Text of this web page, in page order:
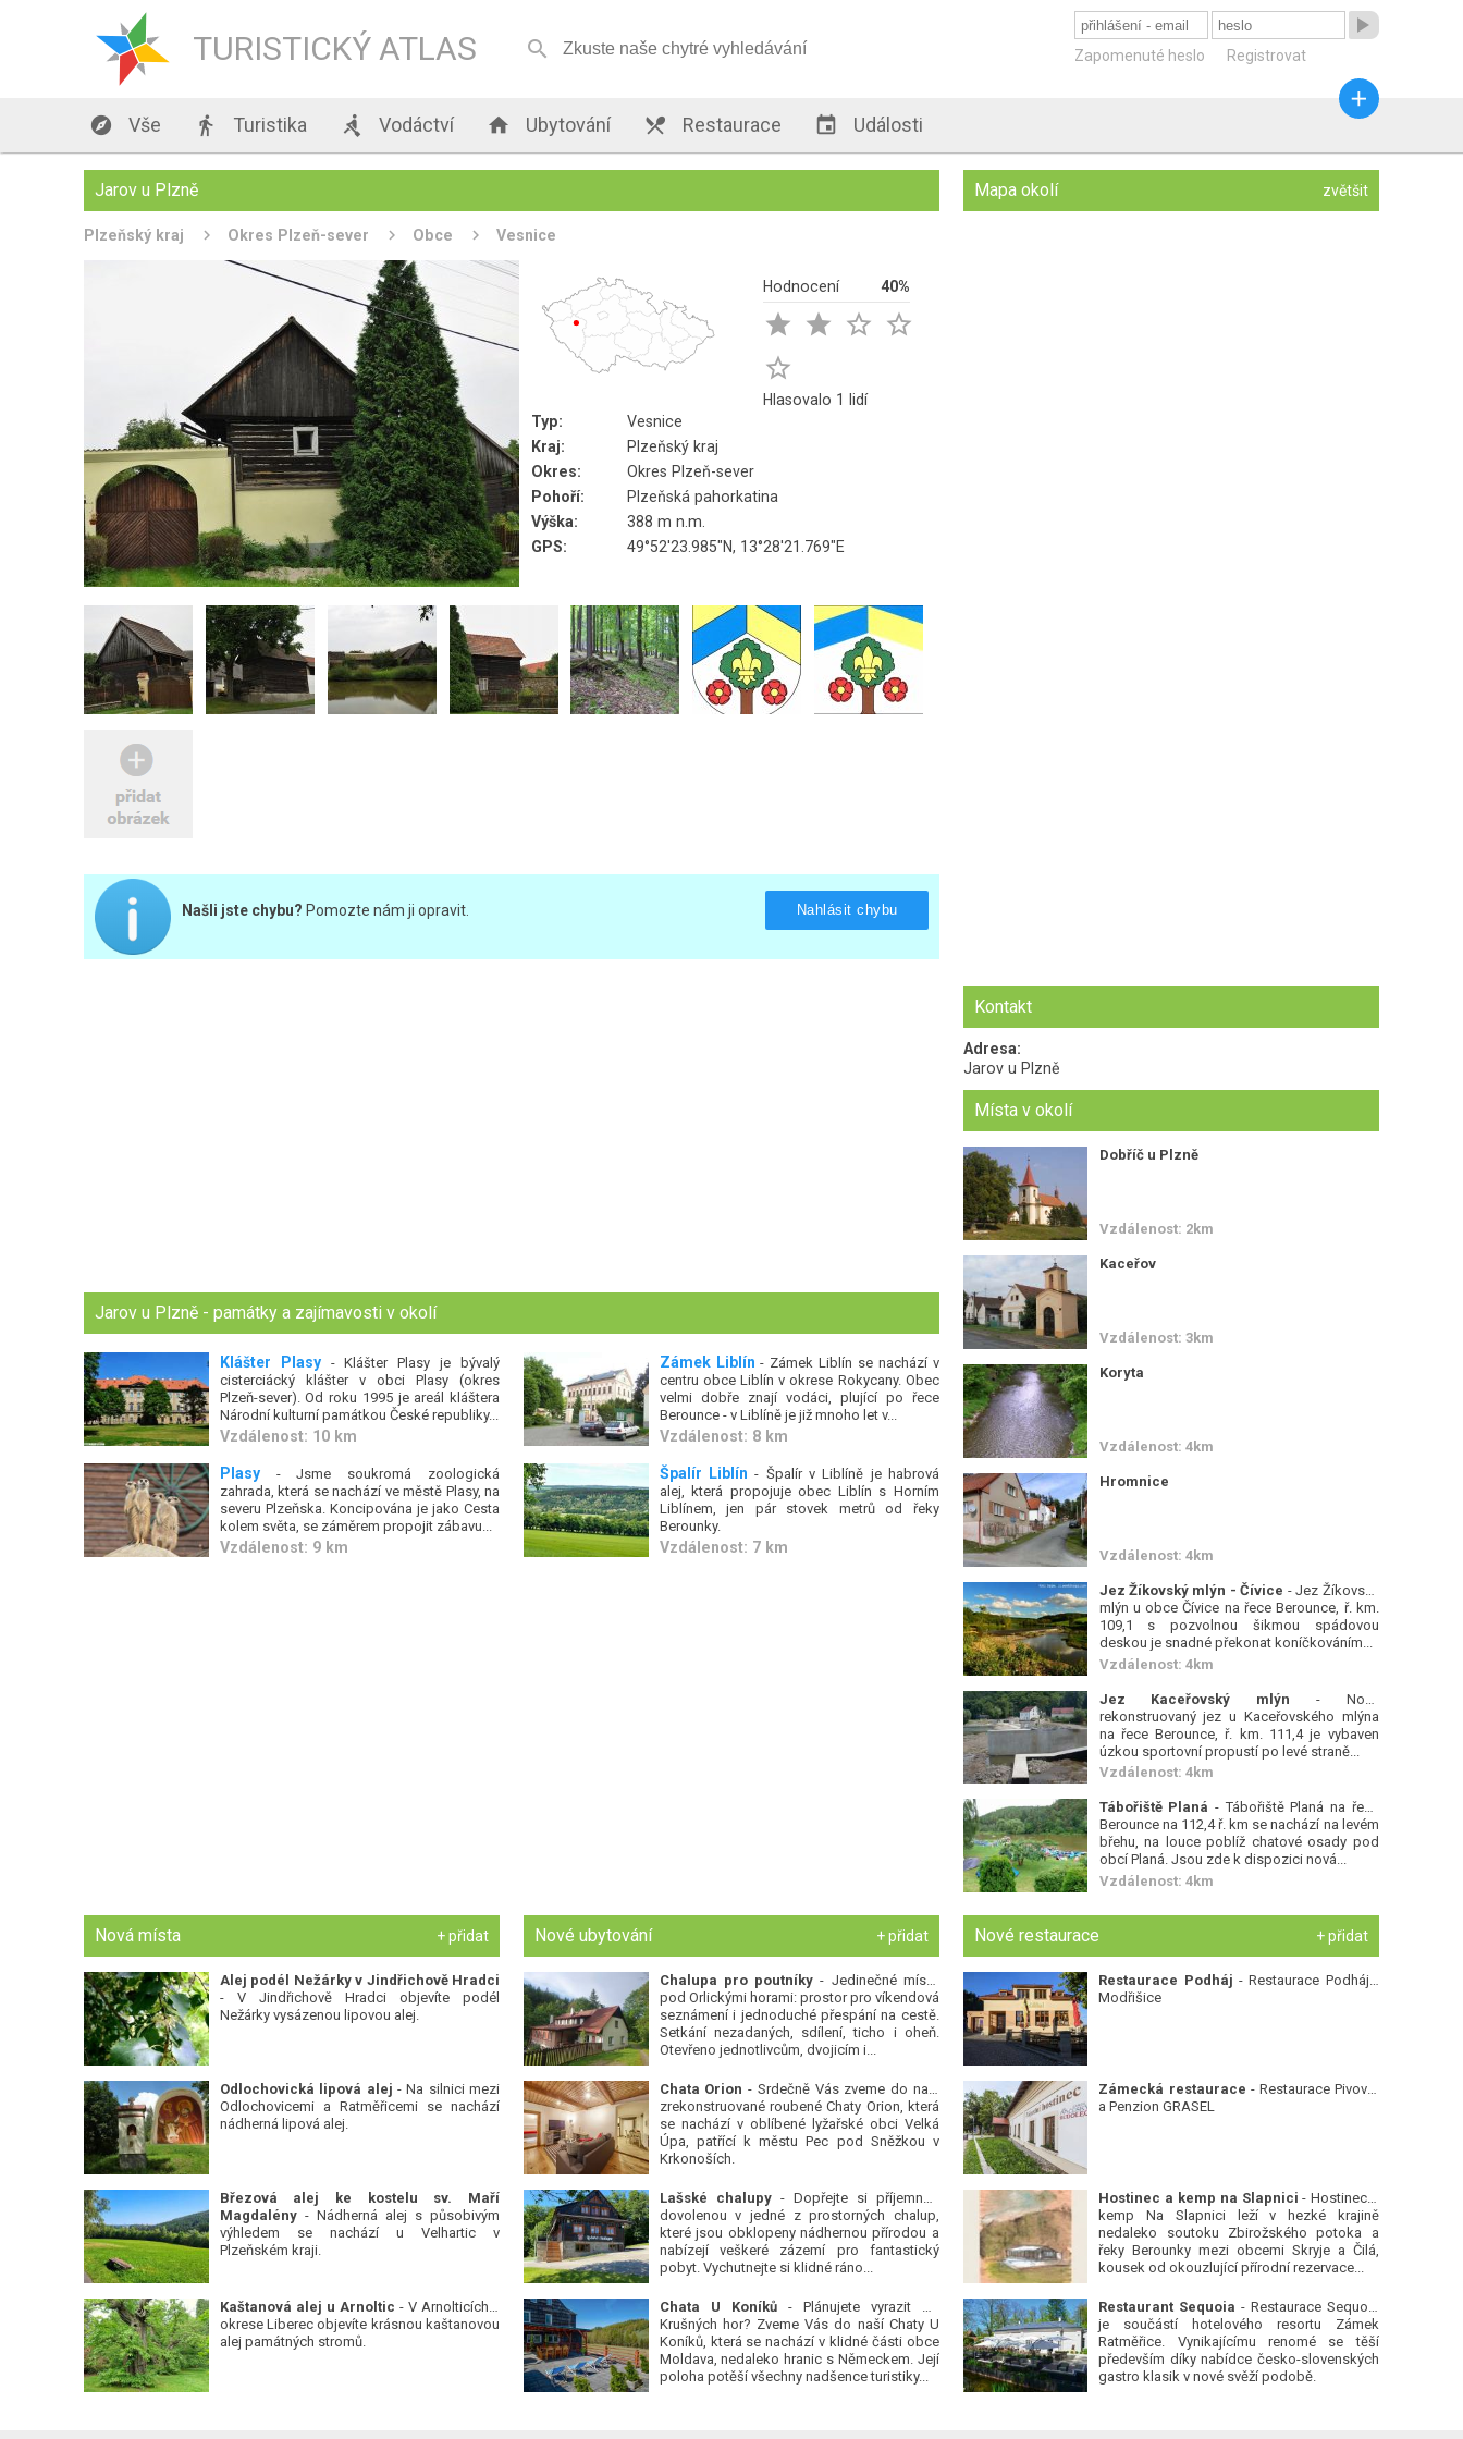
TURISTICKÝ ATLAS 

Zapomenuté heslo Registrovat
 Vše  Turistika  Vodáctví  Ubytování  Restaurace  Události

Jarov u Plzně
Plzeňský kraj Okres Plzeň-sever Obce Vesnice
Hodnocení 40%
   

Hlasovalo 1 lidí
Typ:
Vesnice
Kraj:
Plzeňský kraj
Okres:
Okres Plzeň-sever
Pohoří:
Plzeňská pahorkatina
Výška:
388 m n.m.
GPS:
49°52'23.985"N, 13°28'21.769"E
Našli jste chybu? Pomozte nám ji opravit. Nahlásit chybu
Jarov u Plzně - památky a zajímavosti v okolí
Klášter Plasy- Klášter Plasy je bývalý
cisterciácký klášter v obci Plasy (okres
Plzeň-sever). Od roku 1995 je areál kláštera
Národní kulturní památkou České republiky...
Vzdálenost: 10 km
Zámek Liblín - Zámek Liblín se nachází v
centru obce Liblín v okrese Rokycany. Obec
velmi dobře znají vodáci, plující po řece
Berounce - v Liblíně je již mnoho let v...
Vzdálenost: 8 km
Plasy- Jsme soukromá zoologická
zahrada, která se nachází ve městě Plasy, na
severu Plzeňska. Koncipována je jako Cesta
kolem světa, se záměrem propojit zábavu...
Vzdálenost: 9 km
Špalír Liblín - Špalír v Liblíně je habrová
alej, která propojuje obec Liblín s Horním
Liblínem, jen pár stovek metrů od řeky
Berounky.
Vzdálenost: 7 km
Mapa okolí zvětšit
Kontakt
Adresa:
Jarov u Plzně
Místa v okolí
Dobříč u Plzně
Vzdálenost: 2km
Kaceřov
Vzdálenost: 3km
Koryta
Vzdálenost: 4km
Hromnice
Vzdálenost: 4km
Jez Žíkovský mlýn - Čívice - Jez Žíkovský
mlýn u obce Čívice na řece Berounce, ř. km.
109,1 s pozvolnou šikmou spádovou
deskou je snadné překonat koníčkováním...
Vzdálenost: 4km
Jez Kaceřovský mlýn - Nově
rekonstruovaný jez u Kaceřovského mlýna
na řece Berounce, ř. km. 111,4 je vybaven
úzkou sportovní propustí po levé straně...
Vzdálenost: 4km
Tábořiště Planá - Tábořiště Planá na řece
Berounce na 112,4 ř. km se nachází na levém
břehu, na louce poblíž chatové osady pod
obcí Planá. Jsou zde k dispozici nová...
Vzdálenost: 4km
Nová místa + přidat
Alej podél Nežárky v Jindřichově Hradci
- V Jindřichově Hradci objevíte podél
Nežárky vysázenou lipovou alej.
Odlochovická lipová alej - Na silnici mezi
Odlochovicemi a Ratměřicemi se nachází
nádherná lipová alej.
Březová alej ke kostelu sv. Maří
Magdalény- Nádherná alej s působivým
výhledem se nachází u Velhartic v
Plzeňském kraji.
Kaštanová alej u Arnoltic - V Arnolticích v
okrese Liberec objevíte krásnou kaštanovou
alej památných stromů.
Nové ubytování + přidat
Chalupa pro poutníky - Jedinečné místo
pod Orlickými horami: prostor pro víkendová
seznámení i jednoduché přespání na cestě.
Setkání nezadaných, sdílení, ticho i oheň.
Otevřeno jednotlivcům, dvojicím i...
Chata Orion - Srdečně Vás zveme do naší
zrekonstruované roubené Chaty Orion, která
se nachází v oblíbené lyžařské obci Velká
Úpa, patřící k městu Pec pod Sněžkou v
Krkonoších.
Lašské chalupy- Dopřejte si příjemnou
dovolenou v jedné z prostorných chalup,
které jsou obklopeny nádhernou přírodou a
nabízejí veškeré zázemí pro fantastický
pobyt. Vychutnejte si klidné ráno...
Chata U Koníků- Plánujete vyrazit do
Krušných hor? Zveme Vás do naší Chaty U
Koníků, která se nachází v klidné části obce
Moldava, nedaleko hranic s Německem. Její
poloha potěší všechny nadšence turistiky...
Nové restaurace + přidat
Restaurace Podháj - Restaurace Podháj -
Modřišice
Zámecká restaurace - Restaurace Pivovar
a Penzion GRASEL
Hostinec a kemp na Slapnici - Hostinec a
kemp Na Slapnici leží v hezké krajině
nedaleko soutoku Zbirožského potoka a
řeky Berounky mezi obcemi Skryje a Čilá,
kousek od okouzlující přírodní rezervace...
Restaurant Sequoia - Restaurace Sequoia
je součástí hotelového resortu Zámek
Ratměřice. Vynikajícímu renomé se těší
především díky nabídce česko-slovenských
gastro klasik v nové svěží podobě.